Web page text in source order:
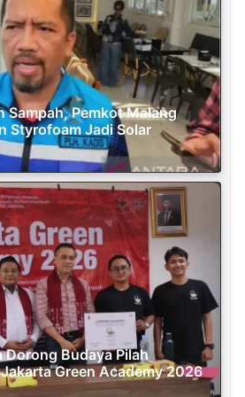
Sampah, Pemkot Malang
Styrofoam Jadi Solar
Dorong Budaya Pilah
Green Academy 2026